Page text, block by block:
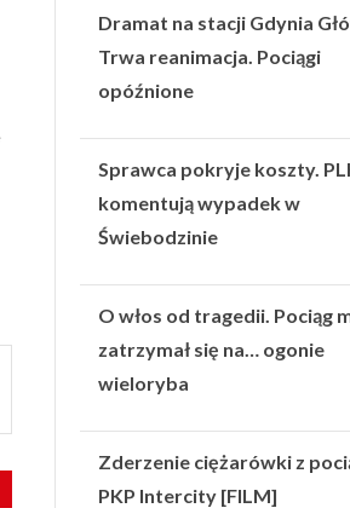
Dramat na stacji Gdynia
Trwa reanimacja. Pociągi
opóźnione
Sprawca pokryje koszty.
komentują wypadek w
Świebodzinie
O włos od tragedii. Pociąg
zatrzymał się na… ogonie
wieloryba
Zderzenie ciężarówki z
PKP Intercity [FILM]